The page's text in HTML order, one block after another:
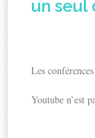
un seul
Les
Youtube n’est